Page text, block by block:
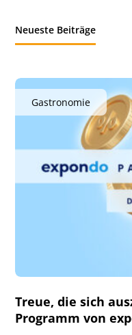
Neueste Beiträge
Gastronomie
Treue, die sich
Programm von